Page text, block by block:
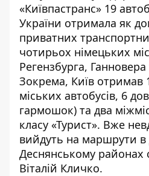
«Київпастранс» 19
України отримала як
приватних
чотирьох німецьких
Регензбурга,
Зокрема, Київ отримав
міських автобусів, 6
гармошок) та два
класу «Турист». Вже
вийдуть на маршрути в
Деснянському районах
Віталій Кличко.